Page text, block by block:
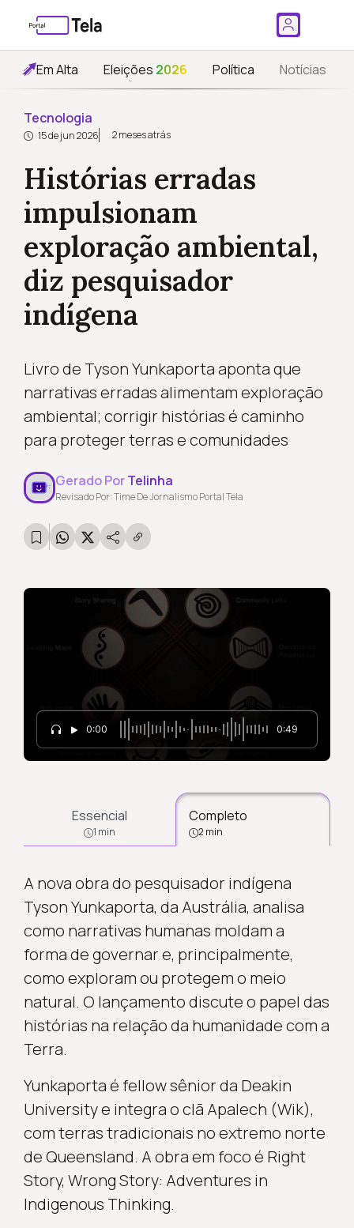
Em Alta Eleições 2026 Política Notícias
Tecnologia
15 de jun 2026 2 meses atrás
Histórias erradas
impulsionam
exploração ambiental,
diz pesquisador
indígena
Livro de Tyson Yunkaporta aponta que
narrativas erradas alimentam exploração
ambiental; corrigir histórias é caminho
para proteger terras e comunidades
Gerado PorTelinha
Revisado Por: Time De Jornalismo Portal Tela
0:00 0:49
Essencial
1 min
Completo
2 min
A nova obra do pesquisador indígena
Tyson Yunkaporta, da Austrália, analisa
como narrativas humanas moldam a
forma de governar e, principalmente,
como exploram ou protegem o meio
natural. O lançamento discute o papel das
histórias na relação da humanidade com a
Terra.
Yunkaporta é fellow sênior da Deakin
University e integra o clã Apalech (Wik),
com terras tradicionais no extremo norte
de Queensland. A obra em foco é Right
Story, Wrong Story: Adventures in
Indigenous Thinking.